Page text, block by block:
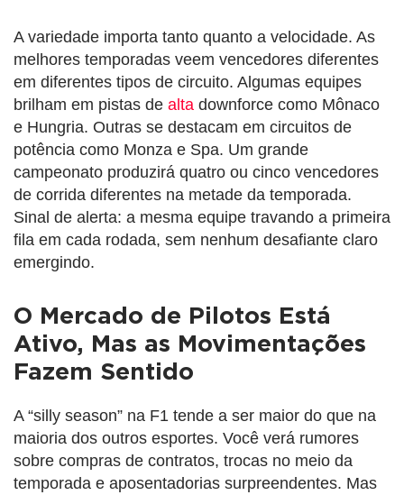
A variedade importa tanto quanto a velocidade. As
melhores temporadas veem vencedores diferentes
em diferentes tipos de circuito. Algumas equipes
brilham em pistas de alta downforce como Mônaco
e Hungria. Outras se destacam em circuitos de
potência como Monza e Spa. Um grande
campeonato produzirá quatro ou cinco vencedores
de corrida diferentes na metade da temporada.
Sinal de alerta: a mesma equipe travando a primeira
fila em cada rodada, sem nenhum desafiante claro
emergindo.
O Mercado de Pilotos Está
Ativo, Mas as Movimentações
Fazem Sentido
A “silly season” na F1 tende a ser maior do que na
maioria dos outros esportes. Você verá rumores
sobre compras de contratos, trocas no meio da
temporada e aposentadorias surpreendentes. Mas